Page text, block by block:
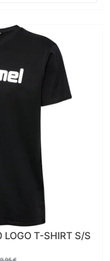
T-SHIRT S/S